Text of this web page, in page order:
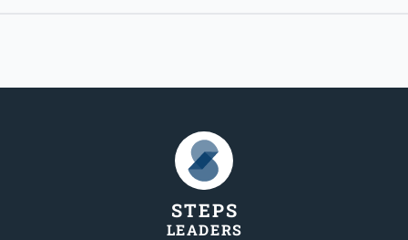
STEPS
LEADERS